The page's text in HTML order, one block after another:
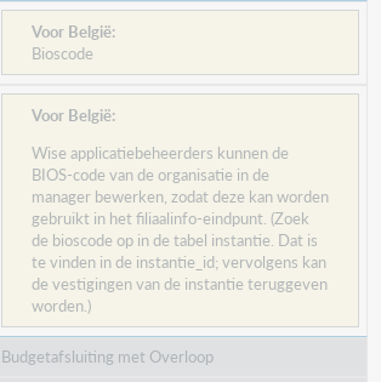
Voor België:
Bioscode
Voor België:
Wise applicatiebeheerders kunnen de
BIOS-code van de organisatie in de
manager bewerken, zodat deze kan worden
gebruikt in het filiaalinfo-eindpunt. (Zoek
de bioscode op in de tabel instantie. Dat is
te vinden in de instantie_id; vervolgens kan
de vestigingen van de instantie teruggeven
worden.)
Budgetafsluiting met Overloop